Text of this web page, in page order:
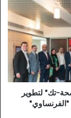
تك" لتطوير